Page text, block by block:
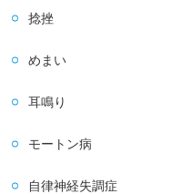
捻挫
めまい
耳鳴り
モートン病
自律神経失調症